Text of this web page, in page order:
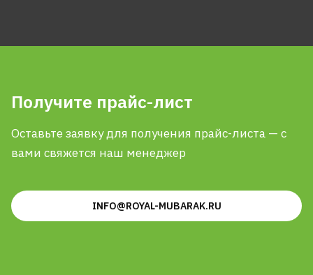
Получите прайс-лист
Оставьте заявку для получения прайс-листа — с
вами свяжется наш менеджер
INFO@ROYAL-MUBARAK.RU